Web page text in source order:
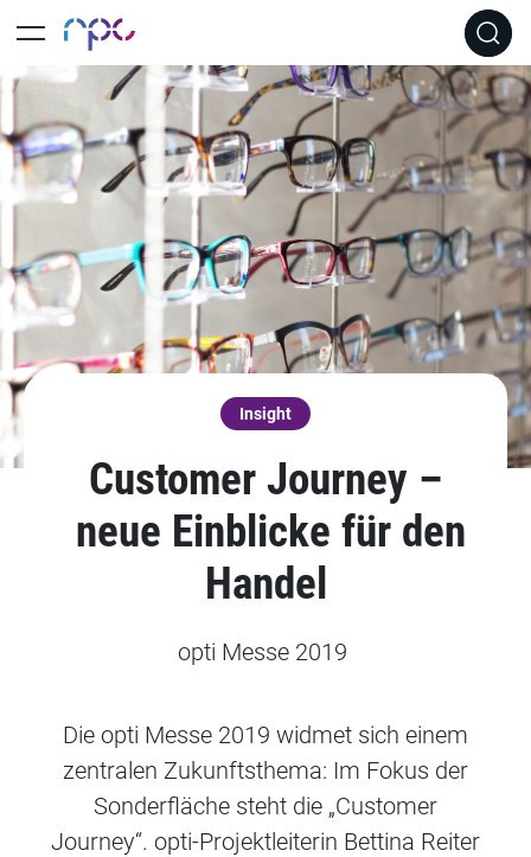
Insight
Customer Journey –
neue Einblicke für den
Handel
opti Messe 2019
Die opti Messe 2019 widmet sich einem
zentralen Zukunftsthema: Im Fokus der
Sonderfläche steht die „Customer
Journey“. opti-Projektleiterin Bettina Reiter